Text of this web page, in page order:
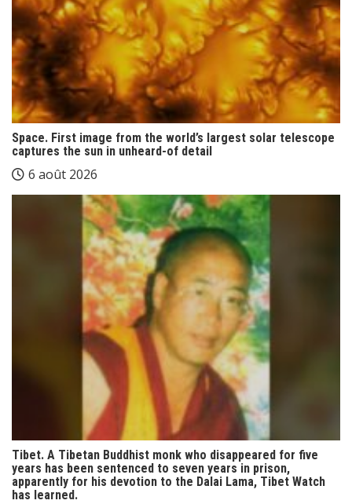
Space. First image from the world’s largest solar telescope
captures the sun in unheard-of detail
6 août 2026
Tibet. A Tibetan Buddhist monk who disappeared for five
years has been sentenced to seven years in prison,
apparently for his devotion to the Dalai Lama, Tibet Watch
has learned.